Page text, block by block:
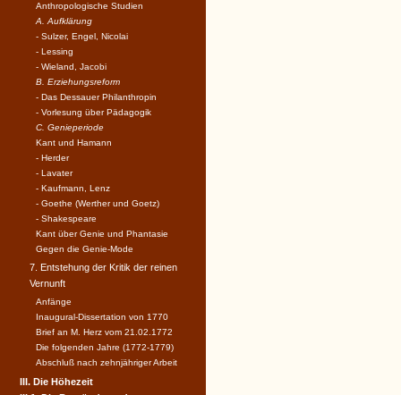
Anthropologische Studien
A. Aufklärung
- Sulzer, Engel, Nicolai
- Lessing
- Wieland, Jacobi
B. Erziehungsreform
- Das Dessauer Philanthropin
- Vorlesung über Pädagogik
C. Genieperiode
Kant und Hamann
- Herder
- Lavater
- Kaufmann, Lenz
- Goethe (Werther und Goetz)
- Shakespeare
Kant über Genie und Phantasie
Gegen die Genie-Mode
7. Entstehung der Kritik der reinen
Vernunft
Anfänge
Inaugural-Dissertation von 1770
Brief an M. Herz vom 21.02.1772
Die folgenden Jahre (1772-1779)
Abschluß nach zehnjähriger Arbeit
III. Die Höhezeit